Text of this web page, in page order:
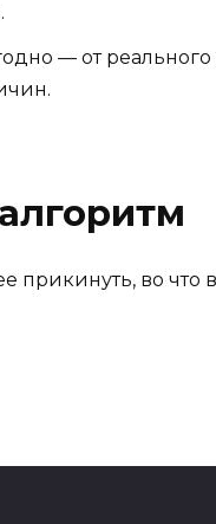
— от
прикинуть, во что